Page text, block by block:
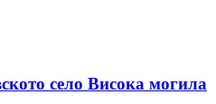
село Висока могила